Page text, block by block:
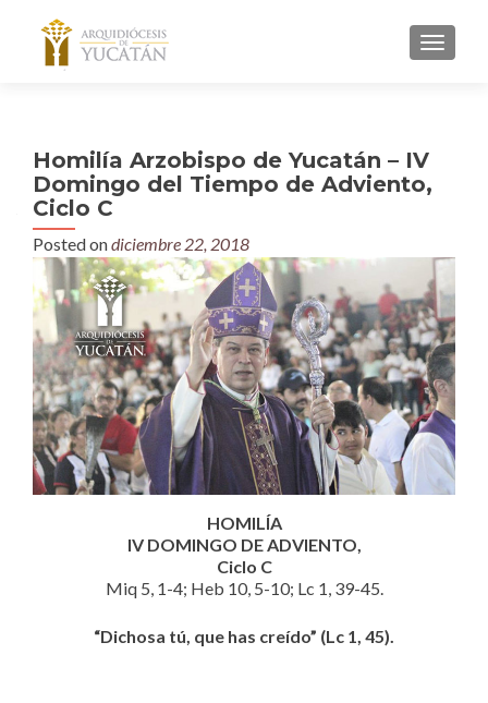
MENU
Homilía Arzobispo de Yucatán – IV
Domingo del Tiempo de Adviento,
Ciclo C
Posted ondiciembre 22, 2018
HOMILÍA
IV DOMINGO DE ADVIENTO,
Ciclo C
Miq 5, 1-4; Heb 10, 5-10; Lc 1, 39-45.
“Dichosa tú, que has creído” (Lc 1, 45).